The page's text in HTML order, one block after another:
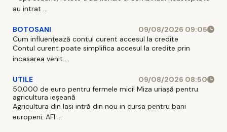
au intrat ...
BOTOSANI
09/08/2026 09:05
Cum influențează contul curent accesul la credite
Contul curent poate simplifica accesul la credite prin
incasarea venit ...
UTILE
09/08/2026 08:50
50.000 de euro pentru fermele mici! Miza uriașă pentru
agricultura ieșeană
Agricultura din Iasi intră din nou in cursa pentru bani
europeni. AFI ...